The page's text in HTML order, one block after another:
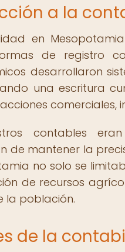
a la
en
de registro
desarrollaron
una escritura
comerciales,
contables
de mantener la
no solo se
de recursos
la población.
de la